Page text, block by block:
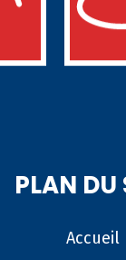
PLAN DU
Accueil